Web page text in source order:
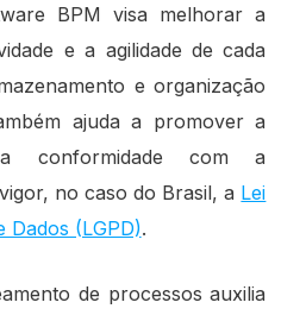
BPM visa melhorar a
e a agilidade de cada
e organização
ajuda a promover a
conformidade com a
no caso do Brasil, a Lei
Dados (LGPD).
de processos auxilia